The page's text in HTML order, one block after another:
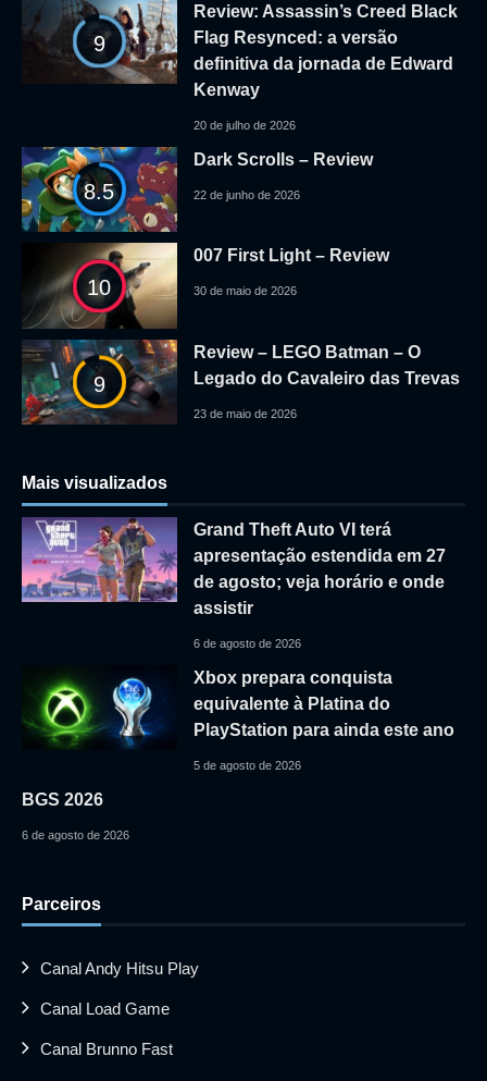
9
Review: Assassin’s Creed Black
Flag Resynced: a versão
definitiva da jornada de Edward
Kenway
20 de julho de 2026
8.5
Dark Scrolls – Review
22 de junho de 2026
10
007 First Light – Review
30 de maio de 2026
9
Review – LEGO Batman – O
Legado do Cavaleiro das Trevas
23 de maio de 2026
Mais visualizados
Grand Theft Auto VI terá
apresentação estendida em 27
de agosto; veja horário e onde
assistir
6 de agosto de 2026
Xbox prepara conquista
equivalente à Platina do
PlayStation para ainda este ano
5 de agosto de 2026
BGS 2026
6 de agosto de 2026
Parceiros
Canal Andy Hitsu Play
Canal Load Game
Canal Brunno Fast